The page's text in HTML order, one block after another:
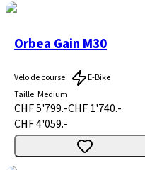
Orbea Gain M30
Vélo de course
E-Bike
Taille:Medium
CHF 5'799.-CHF 1'740.-
CHF 4'059.-